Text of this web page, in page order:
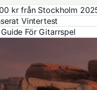
kr från Stockholm
Vintertest
För Gitarrspel